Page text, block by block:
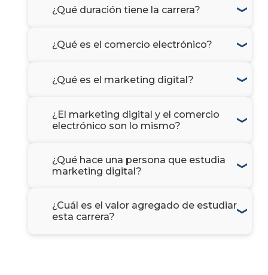
¿Qué duración tiene la carrera?
¿Qué es el comercio electrónico?
¿Qué es el marketing digital?
¿El marketing digital y el comercio
electrónico son lo mismo?
¿Qué hace una persona que estudia
marketing digital?
¿Cuál es el valor agregado de estudiar
esta carrera?